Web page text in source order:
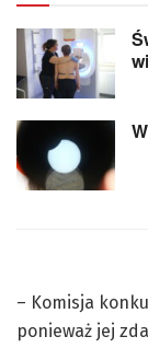
– Komisja
ponieważ jej